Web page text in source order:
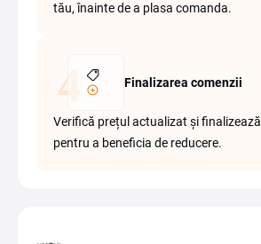
tău, înainte de a plasa comanda.
Finalizarea comenzii
Verifică prețul actualizat și
pentru a beneficia de reducere.